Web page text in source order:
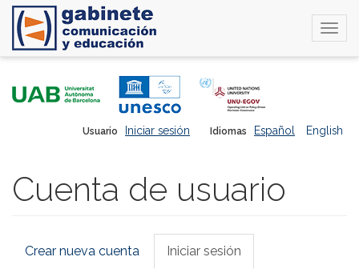
Idiomas Español English
Usuario Iniciar sesión
Cuenta de usuario
Solapas
Crear nueva cuenta Iniciar sesión
activa)